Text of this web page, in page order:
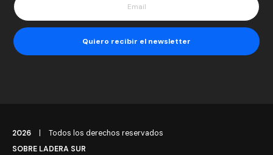
2026
Todos los derechos reservados
SOBRE LADERA SUR